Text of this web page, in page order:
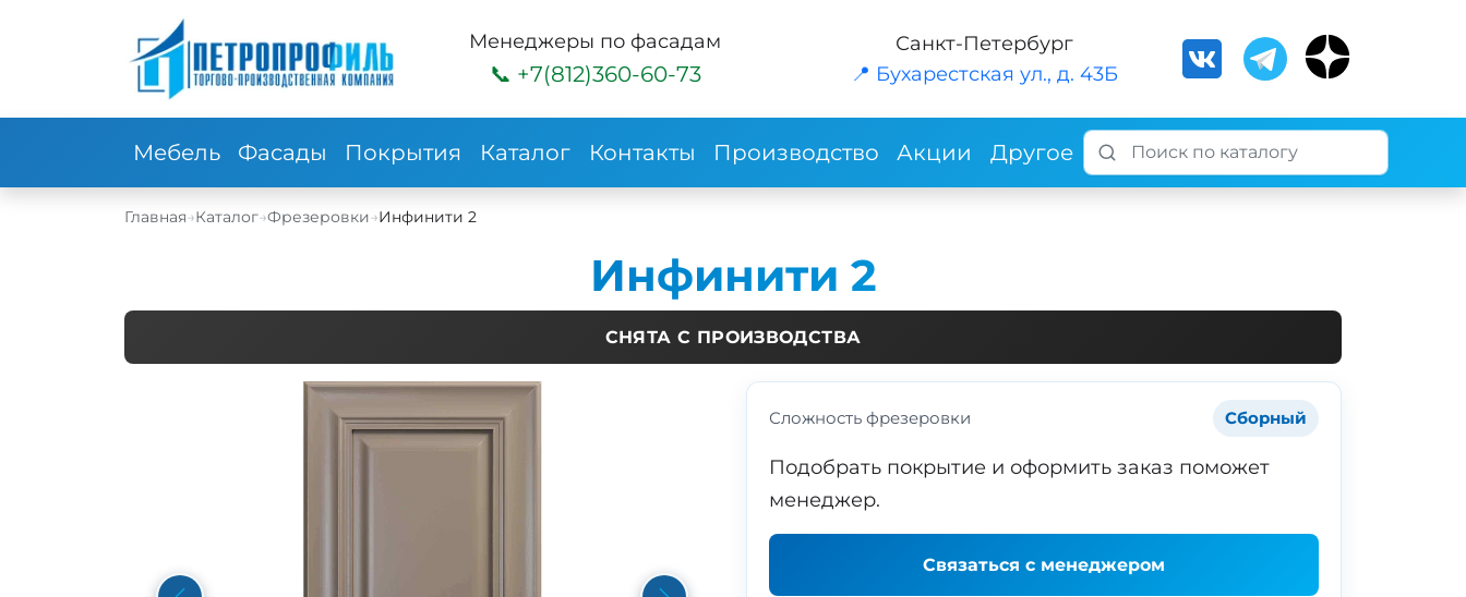
Менеджеры по фасадам
+7(812)360-60-73
Санкт-Петербург
📍 Бухарестская ул., д. 43Б
Мебель Фасады Покрытия Каталог Контакты Производство Акции Другое
Главная→Каталог→Фрезеровки→Инфинити 2
Инфинити 2
СНЯТА С ПРОИЗВОДСТВА
Сложность фрезеровки Сборный
Подобрать покрытие и оформить заказ поможет
менеджер.
Связаться с менеджером